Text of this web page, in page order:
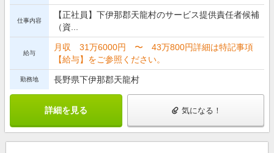
仕事内容
【正社員】下伊那郡天龍村のサービス提供責任者候補
（資...
給与
月収 31万6000円 〜 43万800円詳細は特記事項
【給与】をご参照ください。
勤務地 長野県下伊那郡天龍村
詳細を見る 気になる！